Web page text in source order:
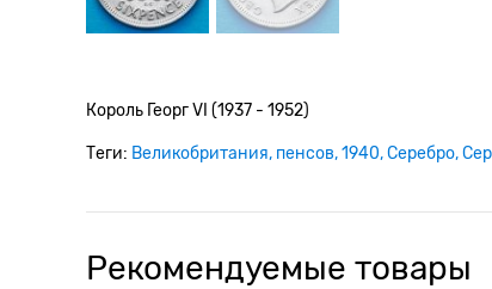
Король Георг VI (1937 - 1952)
Теги: Великобритания пенсов 1940 Серебро
Рекомендуемые товары